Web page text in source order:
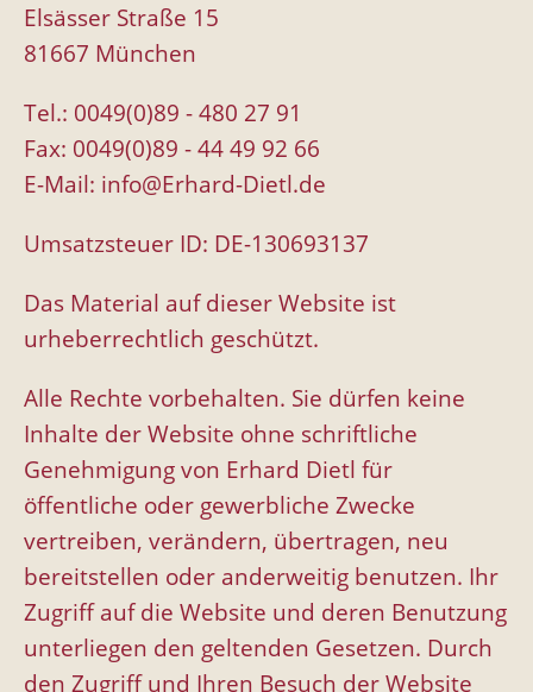
Elsässer Straße 15
81667 München
Tel.: 0049(0)89 - 480 27 91
Fax: 0049(0)89 - 44 49 92 66
E-Mail: info@Erhard-Dietl.de
Umsatzsteuer ID: DE-130693137
Das Material auf dieser Website ist
urheberrechtlich geschützt.
Alle Rechte vorbehalten. Sie dürfen keine
Inhalte der Website ohne schriftliche
Genehmigung von Erhard Dietl für
öffentliche oder gewerbliche Zwecke
vertreiben, verändern, übertragen, neu
bereitstellen oder anderweitig benutzen. Ihr
Zugriff auf die Website und deren Benutzung
unterliegen den geltenden Gesetzen. Durch
den Zugriff und Ihren Besuch der Website